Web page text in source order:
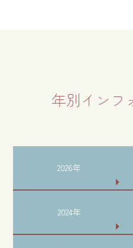
年別インフ
2026年
2024年